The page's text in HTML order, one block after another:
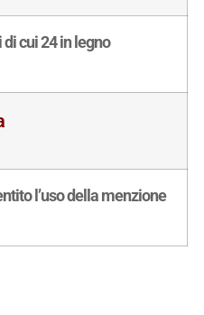
cui 24 in legno
l’uso della menzione